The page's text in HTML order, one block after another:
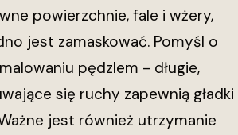
powierzchnie, fale i wżery,
jest zamaskować. Pomyśl o
pędzlem - długie,
się ruchy zapewnią gładki
jest również utrzymanie